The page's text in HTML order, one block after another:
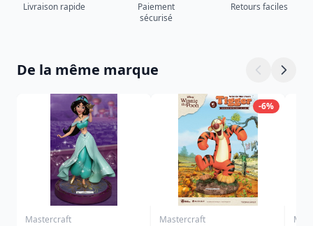
Livraison rapide
Paiement
sécurisé
Retours faciles
De la même marque
Mastercraft
-6%
Mastercraft